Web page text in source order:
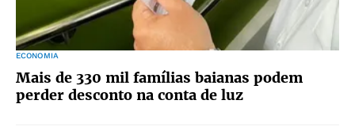
ECONOMIA
Mais de 330 mil famílias baianas podem
perder desconto na conta de luz